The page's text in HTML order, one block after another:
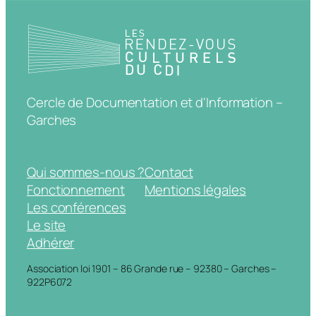
Cercle de Documentation et d'Information –
Garches
Qui sommes-nous ?
Fonctionnement
Les conférences
Le site
Adhérer
Contact
Mentions légales
Association loi 1901 – 86 Grande rue – 92380 – Garches –
922P6072